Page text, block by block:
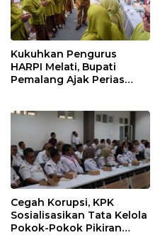
Kukuhkan Pengurus
HARPI Melati, Bupati
Pemalang Ajak Perias
Cegah Korupsi, KPK
Sosialisasikan Tata Kelola
Pokok-Pokok Pikiran